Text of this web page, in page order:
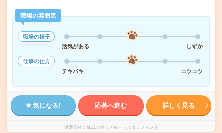
職場の雰囲気
職場の様子
活気がある
しずか
仕事の仕方
テキパキ
コツコツ
気になる! 応募へ進む 詳しく見る
派遣会社 株式会社リクルートスタッフィング